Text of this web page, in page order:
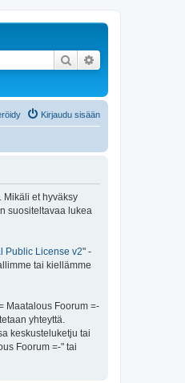
Etsi
Kirjaudu sisään
Mikäli et hyväksy
suositeltavaa lukea
Public License v2" -
tai kiellämme
Maatalous Foorum =-
yhteyttä.
keskusteluketju tai
Foorum =-" tai